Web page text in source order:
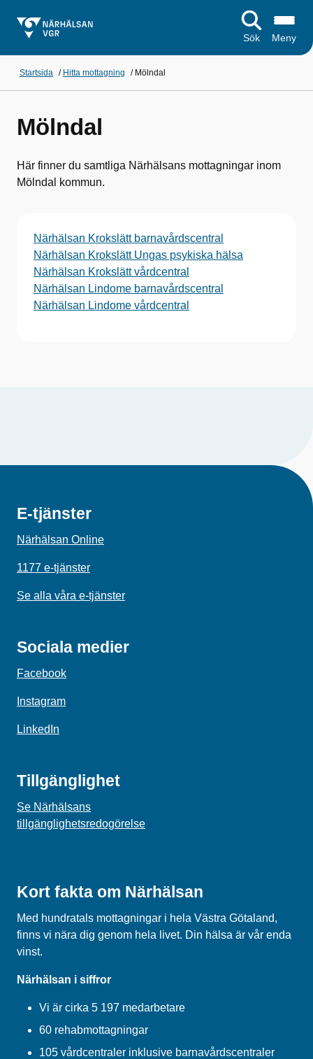
Sök Meny
Startsida / Hitta mottagning / Mölndal
Mölndal
Här finner du samtliga Närhälsans mottagningar inom
Mölndal kommun.
Närhälsan Krokslätt barnavårdscentral
Närhälsan Krokslätt Ungas psykiska hälsa
Närhälsan Krokslätt vårdcentral
Närhälsan Lindome barnavårdscentral
Närhälsan Lindome vårdcentral
E-tjänster
Närhälsan Online
1177 e-tjänster
Se alla våra e-tjänster
Sociala medier
Facebook
Instagram
LinkedIn
Tillgänglighet
Se Närhälsans
tillgänglighetsredogörelse
Kort fakta om Närhälsan
Med hundratals mottagningar i hela Västra Götaland,
finns vi nära dig genom hela livet. Din hälsa är vår enda
vinst.
Närhälsan i siffror
Vi är cirka 5 197 medarbetare
60 rehabmottagningar
105 vårdcentraler inklusive barnavårdscentraler